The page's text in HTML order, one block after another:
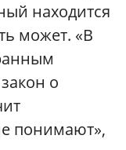
находится
может. «В
о
понимают»,